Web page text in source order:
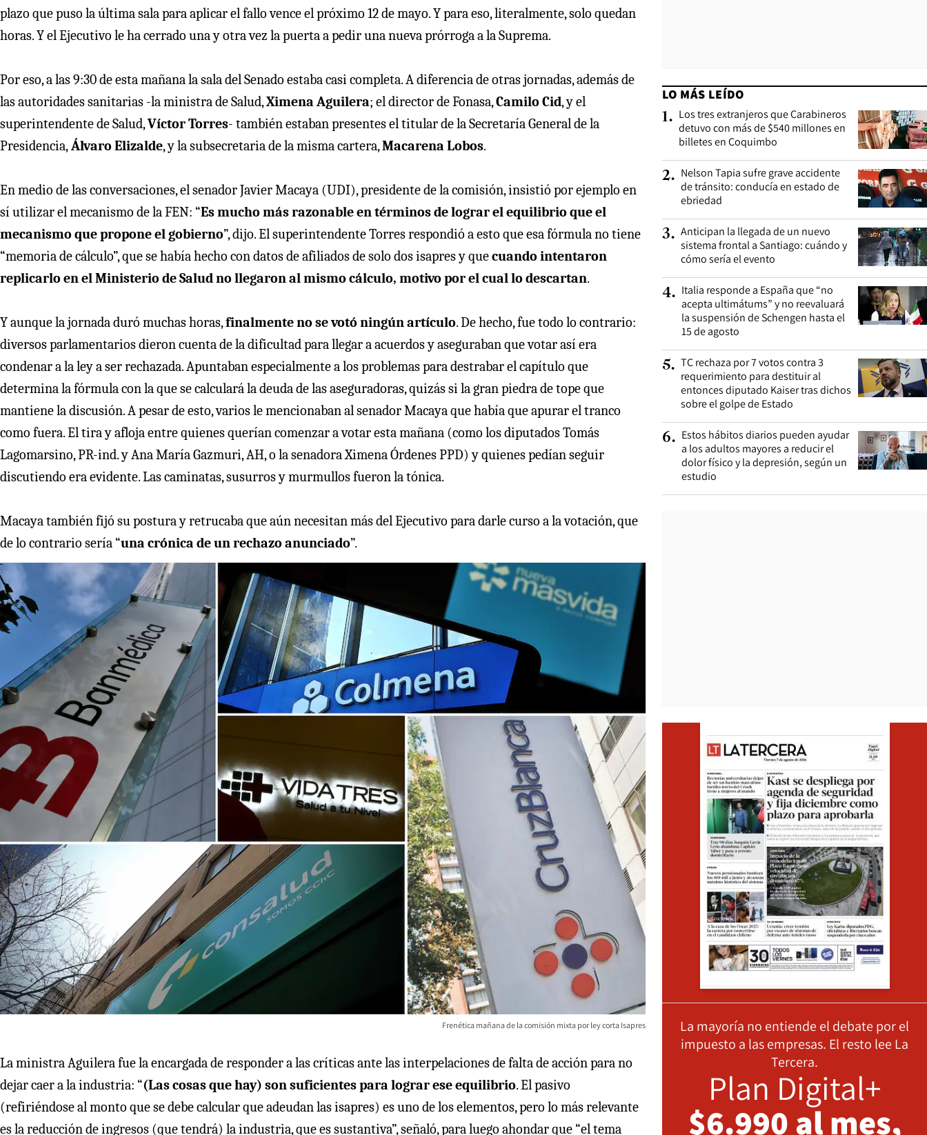
plazo que puso la última sala para aplicar el fallo vence el próximo 12 de mayo. Y para eso, literalmente, solo quedan
horas. Y el Ejecutivo le ha cerrado una y otra vez la puerta a pedir una nueva prórroga a la Suprema.
Por eso, a las 9:30 de esta mañana la sala del Senado estaba casi completa. A diferencia de otras jornadas, además de
las autoridades sanitarias -la ministra de Salud,Ximena Aguilera; el director de Fonasa,Camilo Cid, y el
superintendente de Salud,Víctor Torres- también estaban presentes el titular de la Secretaría General de la
Presidencia,Álvaro Elizalde, y la subsecretaria de la misma cartera,Macarena Lobos.
En medio de las conversaciones, el senador Javier Macaya (UDI), presidente de la comisión, insistió por ejemplo en
sí utilizar el mecanismo de la FEN: “Es mucho más razonable en términos de lograr el equilibrio que el
mecanismo que propone el gobierno”, dijo. El superintendente Torres respondió a esto que esa fórmula no tiene
“memoria de cálculo”, que se había hecho con datos de afiliados de solo dos isapres y quecuando intentaron
replicarlo en el Ministerio de Salud no llegaron al mismo cálculo, motivo por el cual lo descartan.
Y aunque la jornada duró muchas horas,finalmente no se votó ningún artículo. De hecho, fue todo lo contrario:
diversos parlamentarios dieron cuenta de la dificultad para llegar a acuerdos y aseguraban que votar así era
condenar a la ley a ser rechazada. Apuntaban especialmente a los problemas para destrabar el capítulo que
determina la fórmula con la que se calculará la deuda de las aseguradoras, quizás si la gran piedra de tope que
mantiene la discusión. A pesar de esto, varios le mencionaban al senador Macaya que había que apurar el tranco
como fuera. El tira y afloja entre quienes querían comenzar a votar esta mañana (como los diputados Tomás
Lagomarsino, PR-ind. y Ana María Gazmuri, AH, o la senadora Ximena Órdenes PPD) y quienes pedían seguir
discutiendo era evidente. Las caminatas, susurros y murmullos fueron la tónica.
Macaya también fijó su postura y retrucaba que aún necesitan más del Ejecutivo para darle curso a la votación, que
de lo contrario sería “una crónica de un rechazo anunciado”.
Frenética mañana de la comisión mixta por ley corta Isapres
La ministra Aguilera fue la encargada de responder a las críticas ante las interpelaciones de falta de acción para no
dejar caer a la industria: “(Las cosas que hay) son suficientes para lograr ese equilibrio. El pasivo
(refiriéndose al monto que se debe calcular que adeudan las isapres) es uno de los elementos, pero lo más relevante
es la reducción de ingresos (que tendrá) la industria, que es sustantiva”, señaló, para luego ahondar que “el tema
LO MÁS LEÍDO
1. Los tres extranjeros que Carabineros
detuvo con más de $540 millones en
billetes en Coquimbo
2. Nelson Tapia sufre grave accidente
de tránsito: conducía en estado de
ebriedad
3. Anticipan la llegada de un nuevo
sistema frontal a Santiago: cuándo y
cómo sería el evento
4. Italia responde a España que “no
acepta ultimátums” y no reevaluará
la suspensión de Schengen hasta el
15 de agosto
5. TC rechaza por 7 votos contra 3
requerimiento para destituir al
entonces diputado Kaiser tras dichos
sobre el golpe de Estado
6. Estos hábitos diarios pueden ayudar
a los adultos mayores a reducir el
dolor físico y la depresión, según un
estudio
La mayoría no entiende el debate por el
impuesto a las empresas. El resto lee La
Tercera.
Plan Digital+
$6.990 al mes,